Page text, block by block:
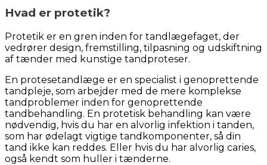
Hvad er protetik?
Protetik er en gren inden for tandlægefaget, der
vedrører design, fremstilling, tilpasning og udskiftning
af tænder med kunstige tandproteser.
En protesetandlæge er en specialist i genoprettende
tandpleje, som arbejder med de mere komplekse
tandproblemer inden for genoprettende
tandbehandling. En protetisk behandling kan være
nødvendig, hvis du har en alvorlig infektion i tanden,
som har ødelagt vigtige tandkomponenter, så din
tand ikke kan reddes. Eller hvis du har alvorlig caries,
også kendt som huller i tænderne.